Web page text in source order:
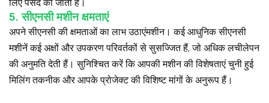
लिए पसंद की जाती है।
5. सीएनसी मशीन क्षमताएं
अपने सीएनसी की क्षमताओं का लाभ उठाएंमशीन। कई आधुनिक सीएनसी
मशीनें कई अक्षों और उपकरण परिवर्तकों से सुसज्जित हैं, जो अधिक लचीलेपन
की अनुमति देती हैं। सुनिश्चित करें कि आपकी मशीन की विशेषताएं चुनी हुई
मिलिंग तकनीक और आपके प्रोजेक्ट की विशिष्ट मांगों के अनुरूप हैं।